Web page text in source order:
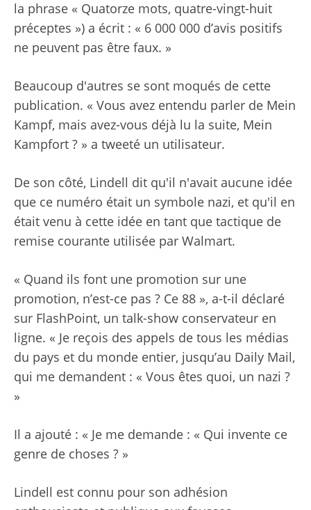
la phrase « Quatorze mots, quatre-vingt-huit
préceptes ») a écrit : « 6 000 000 d’avis positifs
ne peuvent pas être faux. »
Beaucoup d'autres se sont moqués de cette
publication. « Vous avez entendu parler de Mein
Kampf, mais avez-vous déjà lu la suite, Mein
Kampfort ? » a tweeté un utilisateur.
De son côté, Lindell dit qu'il n'avait aucune idée
que ce numéro était un symbole nazi, et qu'il en
était venu à cette idée en tant que tactique de
remise courante utilisée par Walmart.
« Quand ils font une promotion sur une
promotion, n’est-ce pas ? Ce 88 », a-t-il déclaré
sur FlashPoint, un talk-show conservateur en
ligne. « Je reçois des appels de tous les médias
du pays et du monde entier, jusqu’au Daily Mail,
qui me demandent : « Vous êtes quoi, un nazi ?
»
Il a ajouté : « Je me demande : « Qui invente ce
genre de choses ? »
Lindell est connu pour son adhésion